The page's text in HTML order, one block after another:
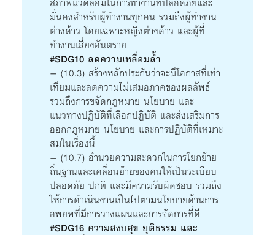
มั่นคงสำหรับผู้ทำงานทุกคน รวมถึงผู้ทำงาน
ต่างด้าว โดยเฉพาะหญิงต่างด้าว และผู้ที่
ทำงานเสี่ยงอันตราย
#SDG10 ลดความเหลื่อมล้ำ
– (10.3) สร้างหลักประกันว่าจะมีโอกาสที่เท่า
เทียมและลดความไม่เสมอภาคของผลลัพธ์
รวมถึงการขจัดกฎหมาย นโยบาย และ
แนวทางปฏิบัติที่เลือกปฏิบัติ และส่งเสริมการ
ออกกฎหมาย นโยบาย และการปฏิบัติที่เหมาะ
สมในเรื่องนี้
– (10.7) อำนวยความสะดวกในการโยกย้าย
ถิ่นฐานและเคลื่อนย้ายของคนให้เป็นระเบียบ
ปลอดภัย ปกติ และมีความรับผิดชอบ รวมถึง
ให้การดำเนินงานเป็นไปตามนโยบายด้านการ
อพยพที่มีการวางแผนและการจัดการที่ดี
#SDG16 ความสงบสุข ยุติธรรม และ